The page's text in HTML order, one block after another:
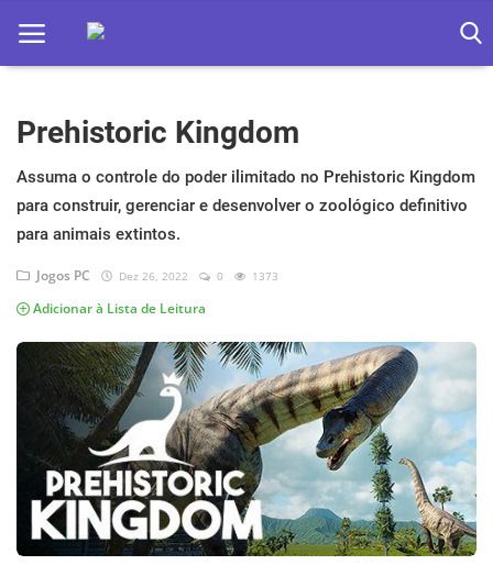
Home
Apps
Ebooks
Games
Web
Música
Jogos hoje na TV
Prehistoric Kingdom
Assuma o controle do poder ilimitado no Prehistoric Kingdom
para construir, gerenciar e desenvolver o zoológico definitivo
para animais extintos.
Jogos PC Dez 26, 2022 0 1373
Adicionar à Lista de Leitura